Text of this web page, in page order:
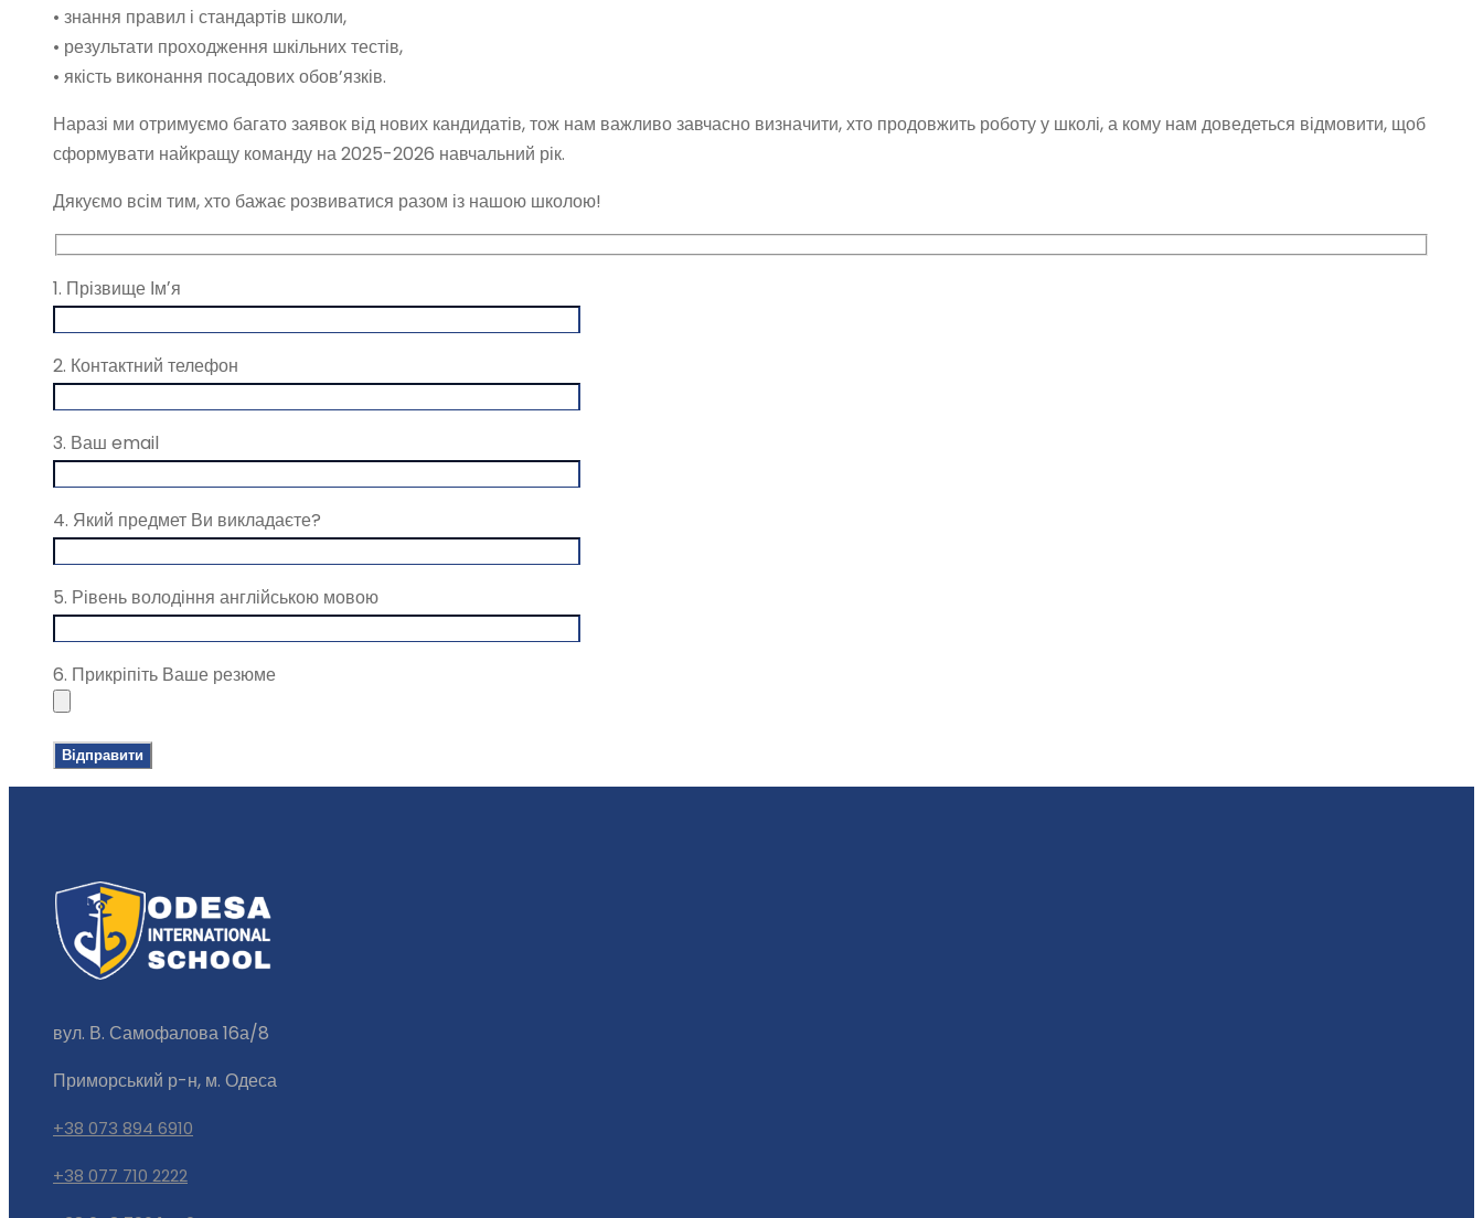
• знання правил і стандартів школи,
• результати проходження шкільних тестів,
• якість виконання посадових обов’язків.
Наразі ми отримуємо багато заявок від нових кандидатів, тож нам важливо завчасно визначити, хто продовжить роботу у школі, а кому нам доведеться відмовити, щоб
сформувати найкращу команду на 2025-2026 навчальний рік.
Дякуємо всім тим, хто бажає розвиватися разом із нашою школою!
1. Прізвище Імʼя
2. Контактний телефон
3. Ваш email
4. Який предмет Ви викладаєте?
5. Рівень володіння англійською мовою
6. Прикріпіть Ваше резюме
вул. В. Самофалова 16а/8
Приморський р-н, м. Одеса
+38 073 894 6910
+38 077 710 2222